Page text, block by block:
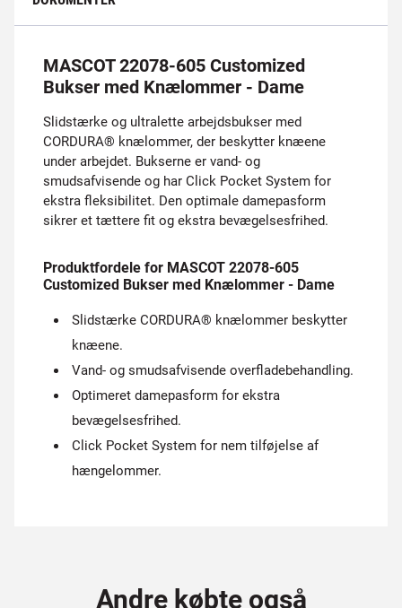
MASCOT 22078-605 Customized
Bukser med Knælommer - Dame
Slidstærke og ultralette arbejdsbukser med
CORDURA® knælommer, der beskytter knæene
under arbejdet. Bukserne er vand- og
smudsafvisende og har Click Pocket System for
ekstra fleksibilitet. Den optimale damepasform
sikrer et tættere fit og ekstra bevægelsesfrihed.
Produktfordele for MASCOT 22078-605
Customized Bukser med Knælommer - Dame
Slidstærke CORDURA® knælommer beskytter
knæene.
Vand- og smudsafvisende overfladebehandling.
Optimeret damepasform for ekstra
bevægelsesfrihed.
Click Pocket System for nem tilføjelse af
hængelommer.
Andre købte også